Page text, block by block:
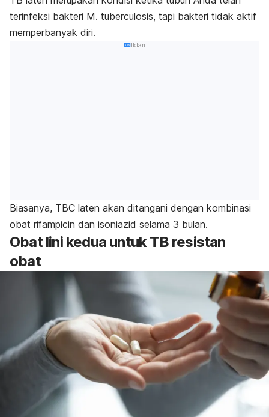
terinfeksi bakteri M. tuberculosis, tapi bakteri tidak aktif
memperbanyak diri.
Iklan
Biasanya, TBC laten akan ditangani dengan kombinasi
obat rifampicin dan isoniazid selama 3 bulan.
Obat lini kedua untuk TB resistan
obat